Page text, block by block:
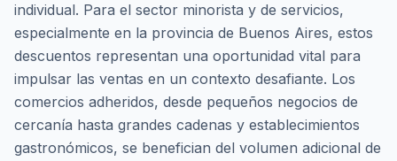
individual. Para el sector minorista y de servicios,
especialmente en la provincia de Buenos Aires, estos
descuentos representan una oportunidad vital para
impulsar las ventas en un contexto desafiante. Los
comercios adheridos, desde pequeños negocios de
cercanía hasta grandes cadenas y establecimientos
gastronómicos, se benefician del volumen adicional de